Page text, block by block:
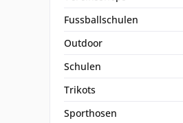
Fussballschulen
Outdoor
Schulen
Trikots
Sporthosen